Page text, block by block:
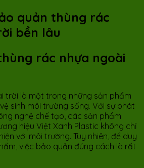
quản thùng rác
bền lâu
rác nhựa ngoài
trời là một trong những sản phẩm
sinh môi trường sống. Với sự phát
nghệ chế tạo, các sản phẩm
hiệu Việt Xanh Plastic không chỉ
với môi trường. Tuy nhiên, để duy
việc bảo quản đúng cách là rất